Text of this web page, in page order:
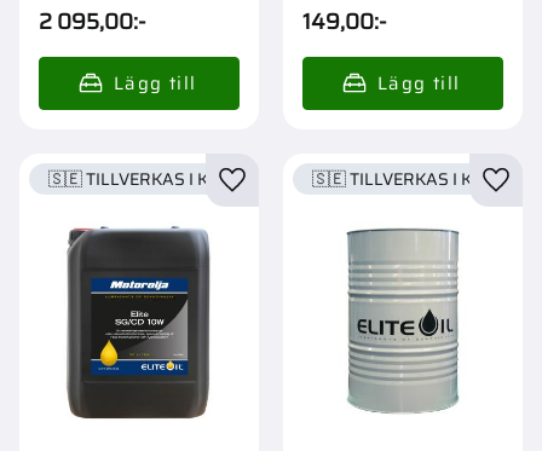
2 095,00:- 149,00:-
🇸🇪 TILLVERKAS I KARLSTADLägg till i favoriter
🇸🇪 TILLVERKAS I